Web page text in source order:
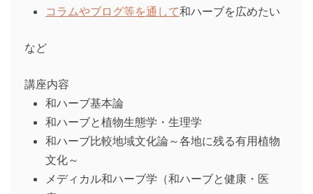
コラムやブログ等を通して和ハーブを広めたい
など
講座内容
和ハーブ基本論
和ハーブと植物生態学・生理学
和ハーブ比較地域文化論～各地に残る有用植物
文化～
メディカル和ハーブ学（和ハーブと健康・医